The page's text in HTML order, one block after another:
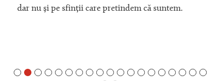
dar nu și pe sfinții care pretindem că suntem.